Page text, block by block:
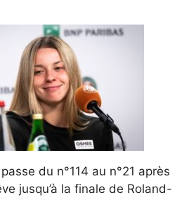
du n°114 au n°21 après
jusqu’à la finale de Roland-